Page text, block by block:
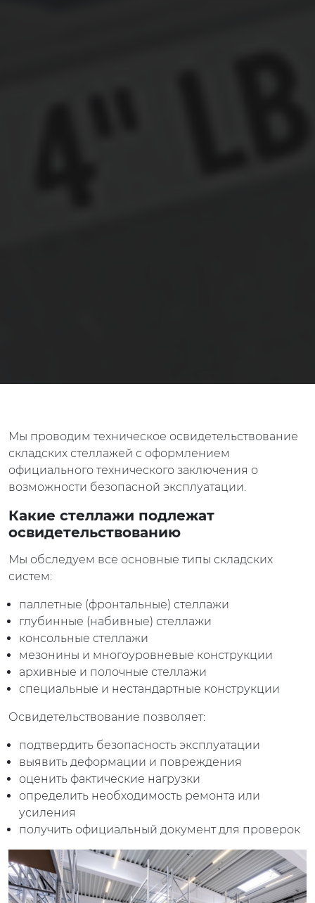
Мы проводим техническое освидетельствование
складских стеллажей с оформлением
официального технического заключения о
возможности безопасной эксплуатации.
Какие стеллажи подлежат
освидетельствованию
Мы обследуем все основные типы складских
систем:
паллетные (фронтальные) стеллажи
глубинные (набивные) стеллажи
консольные стеллажи
мезонины и многоуровневые конструкции
архивные и полочные стеллажи
специальные и нестандартные конструкции
Освидетельствование позволяет:
подтвердить безопасность эксплуатации
выявить деформации и повреждения
оценить фактические нагрузки
определить необходимость ремонта или
усиления
получить официальный документ для проверок